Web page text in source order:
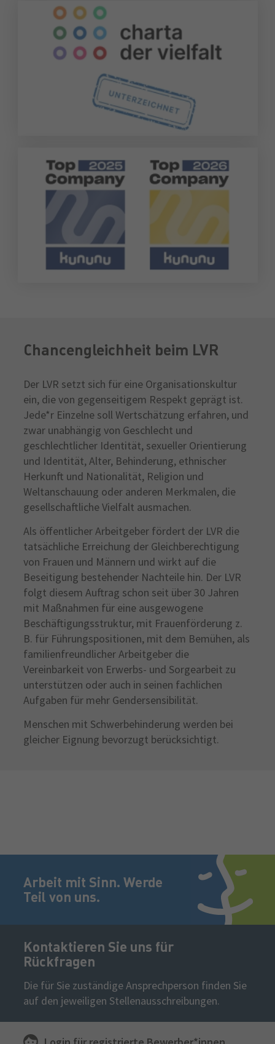
Chancengleichheit beim LVR
Der LVR setzt sich für eine Organisationskultur
ein, die von gegenseitigem Respekt geprägt ist.
Jede*r Einzelne soll Wertschätzung erfahren, und
zwar unabhängig von Geschlecht und
geschlechtlicher Identität, sexueller Orientierung
und Identität, Alter, Behinderung, ethnischer
Herkunft und Nationalität, Religion und
Weltanschauung oder anderen Merkmalen, die
gesellschaftliche Vielfalt ausmachen.
Als öffentlicher Arbeitgeber fördert der LVR die
tatsächliche Erreichung der Gleichberechtigung
von Frauen und Männern und wirkt auf die
Beseitigung bestehender Nachteile hin. Der LVR
folgt diesem Auftrag schon seit über 30 Jahren
mit Maßnahmen für eine ausgewogene
Beschäftigungsstruktur, mit Frauenförderung z.
B. für Führungspositionen, mit dem Bemühen, als
familienfreundlicher Arbeitgeber die
Vereinbarkeit von Erwerbs- und Sorgearbeit zu
unterstützen oder auch in seinen fachlichen
Aufgaben für mehr Gendersensibilität.
Menschen mit Schwerbehinderung werden bei
gleicher Eignung bevorzugt berücksichtigt.
Jetzt bewerben!
Fußzeile
Arbeit mit Sinn. Werde
Teil von uns.
Kontaktieren Sie uns für
Rückfragen
Die für Sie zuständige Ansprechperson finden Sie
auf den jeweiligen Stellenausschreibungen.